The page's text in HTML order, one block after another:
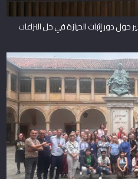
حول دور إثبات الحيازة في حل النزاعات